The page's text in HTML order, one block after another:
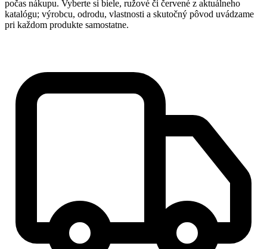
počas nákupu. Vyberte si biele, ružové či červené z aktuálneho
katalógu; výrobcu, odrodu, vlastnosti a skutočný pôvod uvádzame
pri každom produkte samostatne.